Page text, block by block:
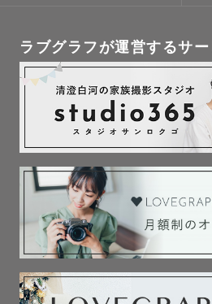
（関東に滞在することもあるため、時期に
も可能です!!）
⚪️九州二県以外でもご依頼お受けできる可
⚪️追加で交通費・出張費をご負担頂く場合
詳細を撮影前に知りたい場合は、お気軽
例）
延岡 2200~円 片道
熊本 2750~円 片道
（ 高速道路 休日の最安料金参照 ）
【離島】
奄美大島 ✈️+🚌 16,000円〜
⚪️スケジュールが△や×の場合でも場所や
ざいます !
お気軽にお問い合わせください:))
ラブグラフが運営するサー